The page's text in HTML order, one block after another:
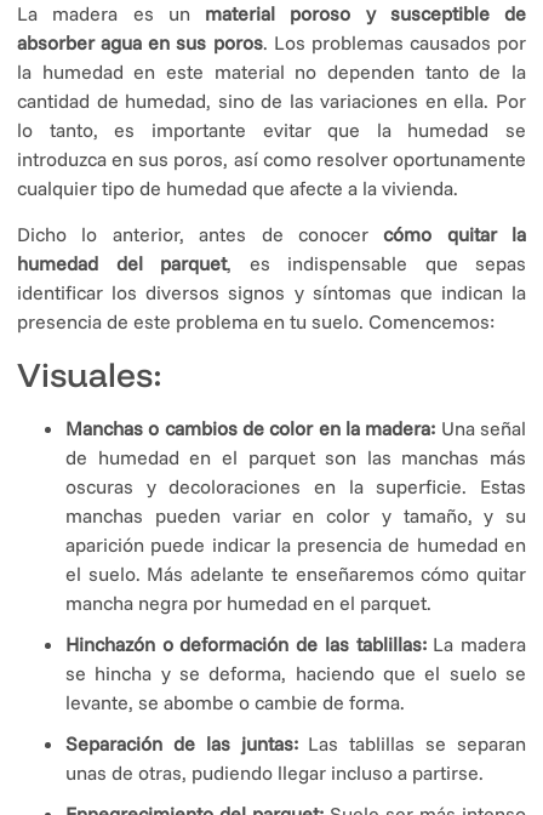
La madera es un material poroso y susceptible de
absorber agua en sus poros. Los problemas causados ​​por
la humedad en este material no dependen tanto de la
cantidad de humedad, sino de las variaciones en ella. Por
lo tanto, es importante evitar que la humedad se
introduzca en sus poros, así como resolver oportunamente
cualquier tipo de humedad que afecte a la vivienda.
Dicho lo anterior, antes de conocercómo quitar la
humedad del parquet, es indispensable que sepas
identificar los diversos signos y síntomas que indican la
presencia de este problema en tu suelo. Comencemos:
Visuales:
Manchas o cambios de color en la madera: Una señal
de humedad en el parquet son las manchas más
oscuras y decoloraciones en la superficie. Estas
manchas pueden variar en color y tamaño, y su
aparición puede indicar la presencia de humedad en
el suelo. Más adelante te enseñaremos cómo quitar
mancha negra por humedad en el parquet.
Hinchazón o deformación de las tablillas:La madera
se hincha y se deforma, haciendo que el suelo se
levante, se abombe o cambie de forma.
Separación de las juntas:Las tablillas se separan
unas de otras, pudiendo llegar incluso a partirse.